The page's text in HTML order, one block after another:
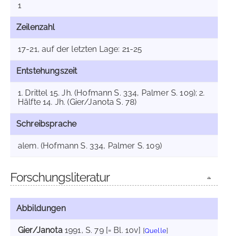
1
Zeilenzahl
17-21, auf der letzten Lage: 21-25
Entstehungszeit
1. Drittel 15. Jh. (Hofmann S. 334, Palmer S. 109); 2.
Hälfte 14. Jh. (Gier/Janota S. 78)
Schreibsprache
alem. (Hofmann S. 334, Palmer S. 109)
Forschungsliteratur
Abbildungen
Gier/Janota1991, S. 79 [= Bl. 10v] [Quelle]